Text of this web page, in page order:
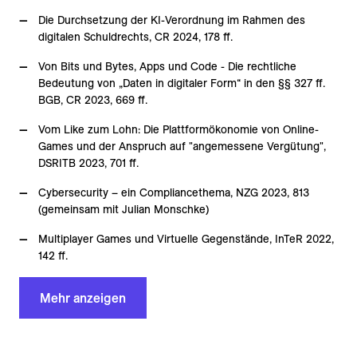
Die Durchsetzung der KI-Verordnung im Rahmen des
digitalen Schuldrechts, CR 2024, 178 ff.
Von Bits und Bytes, Apps und Code - Die rechtliche
Bedeutung von „Daten in digitaler Form“ in den §§ 327 ff.
BGB, CR 2023, 669 ff.
Vom Like zum Lohn: Die Plattformökonomie von Online-
Games und der Anspruch auf "angemessene Vergütung",
DSRITB 2023, 701 ff.
Cybersecurity – ein Compliancethema, NZG 2023, 813
(gemeinsam mit Julian Monschke)
Multiplayer Games und Virtuelle Gegenstände, InTeR 2022,
142 ff.
Mehr anzeigen